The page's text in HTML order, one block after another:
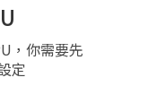
，你需要先
定